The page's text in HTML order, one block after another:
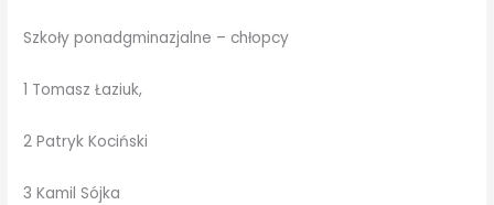
Szkoły ponadgminazjalne – chłopcy
1 Tomasz Łaziuk,
2 Patryk Kociński
3 Kamil Sójka